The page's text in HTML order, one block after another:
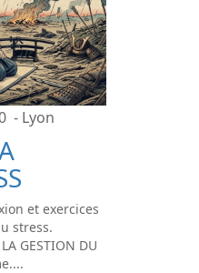
- Lyon
et exercices
stress.
GESTION DU